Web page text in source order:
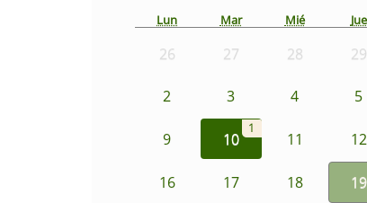
Lun Mar Mié Jue
26 27 28 29
2 3 4 5
9 10
1
11 12
16 17 18 19